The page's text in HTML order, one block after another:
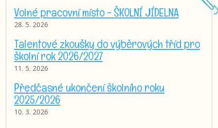
Volné pracovní místo - ŠKOLNÍ JÍDELNA
28. 5. 2026
Talentové zkoušky do výběrových tříd pro
školní rok 2026/2027
11. 5. 2026
Předčasné ukončení školního roku
2025/2026
10. 3. 2026